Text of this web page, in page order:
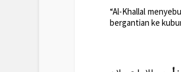
“Al-Khallal
bergantian ke